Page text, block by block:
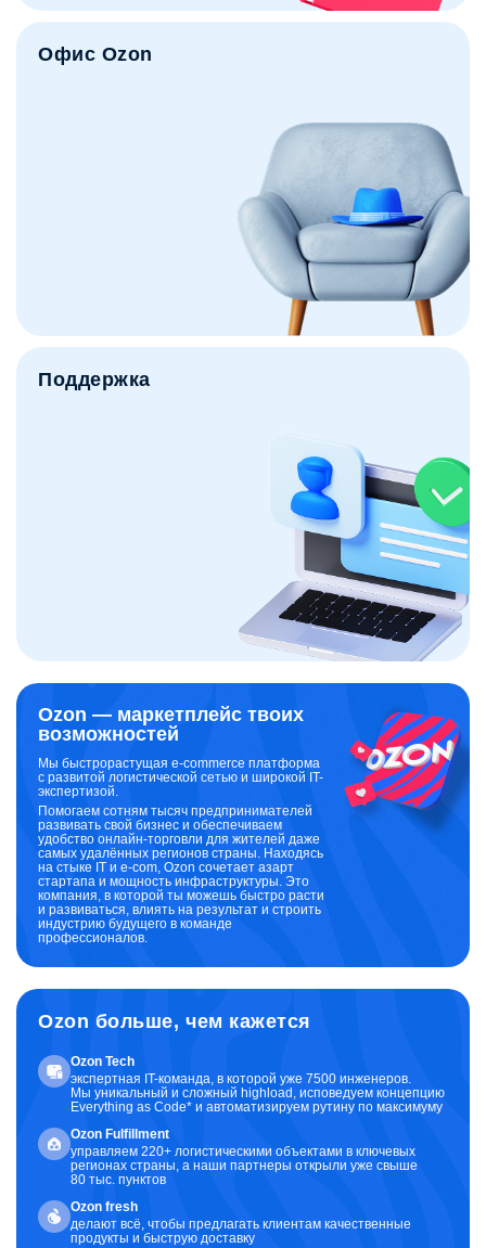
Офис Ozon
Поддержка
Ozon — маркетплейс твоих
возможностей
Мы быстрорастущая e-commerce платформа
с развитой логистической сетью и широкой IT-
экспертизой.
Помогаем сотням тысяч предпринимателей
развивать свой бизнес и обеспечиваем
удобство онлайн-торговли для жителей даже
самых удалённых регионов страны. Находясь
на стыке IT и e-com, Ozon сочетает азарт
стартапа и мощность инфраструктуры. Это
компания, в которой ты можешь быстро расти
и развиваться, влиять на результат и строить
индустрию будущего в команде
профессионалов.
Ozon больше, чем кажется
Ozon Tech
экспертная IT-команда, в которой уже 7500 инженеров.
Мы уникальный и сложный highload, исповедуем концепцию
Everything as Code* и автоматизируем рутину по максимуму
Ozon Fulfillment
управляем 220+ логистическими объектами в ключевых
регионах страны, а наши партнеры открыли уже свыше
80 тыс. пунктов
Ozon fresh
делают всё, чтобы предлагать клиентам качественные
продукты и быструю доставку